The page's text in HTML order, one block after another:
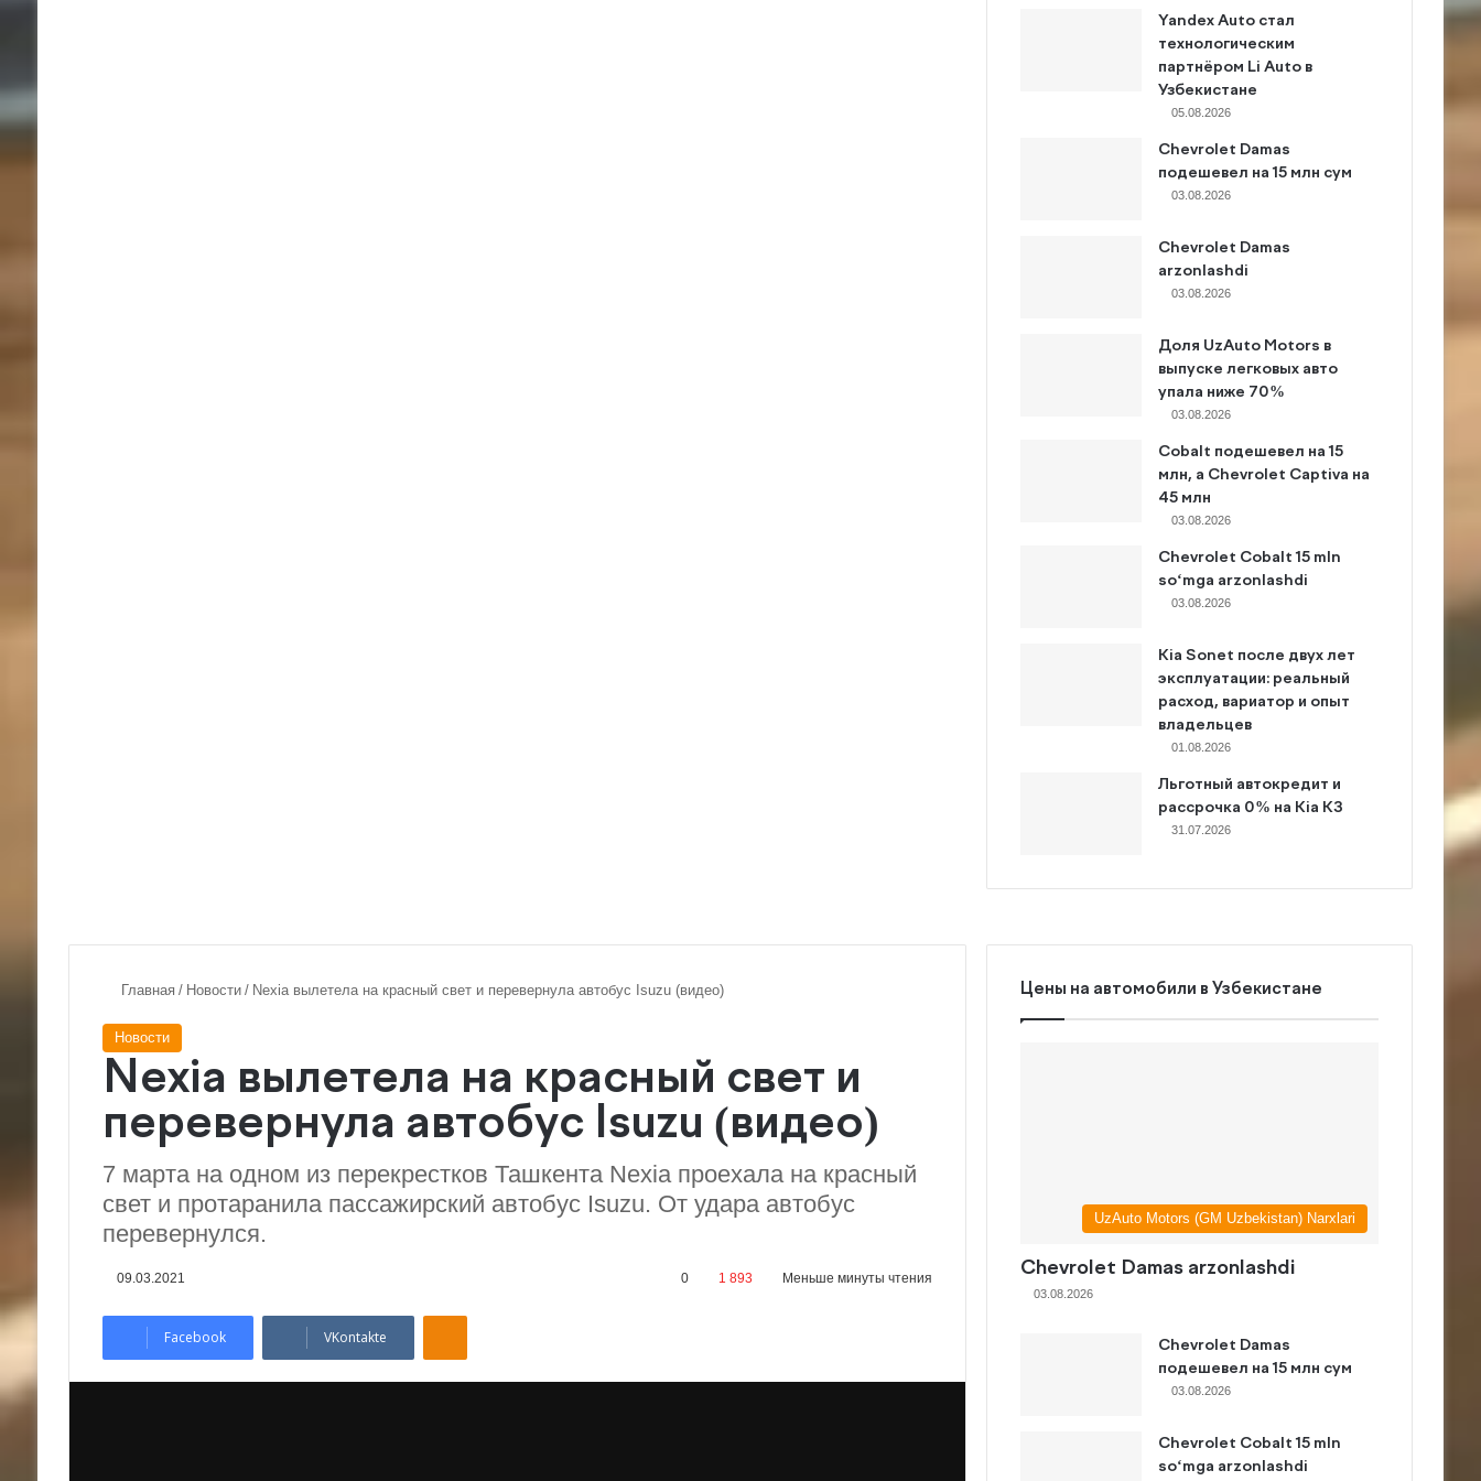
Yandex Auto стал
технологическим
партнёром Li Auto в
Узбекистане
05.08.2026
Chevrolet Damas
подешевел на 15 млн сум
03.08.2026
Chevrolet Damas
arzonlashdi
03.08.2026
Доля UzAuto Motors в
выпуске легковых авто
упала ниже 70%
03.08.2026
Cobalt подешевел на 15
млн, а Chevrolet Captiva на
45 млн
03.08.2026
Chevrolet Cobalt 15 mln
so‘mga arzonlashdi
03.08.2026
Kia Sonet после двух лет
эксплуатации: реальный
расход, вариатор и опыт
владельцев
01.08.2026
Льготный автокредит и
рассрочка 0% на Kia K3
31.07.2026